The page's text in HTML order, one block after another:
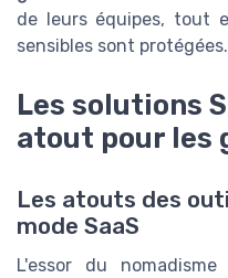
de leurs équipes, tout
sensibles sont protégées.
Les solutions
atout pour les
Les atouts des
mode SaaS
L'essor du